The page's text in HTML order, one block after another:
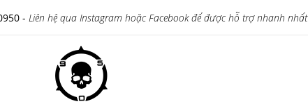
- Liên hệ qua Instagram hoặc Facebook để được hỗ trợ nhanh nhất